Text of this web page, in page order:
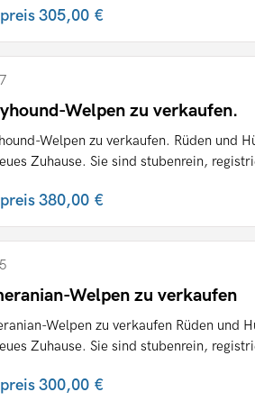
305,00 €
Welpen zu verkaufen.
Welpen zu verkaufen. Rüden und
Zuhause. Sie sind stubenrein,
380,00 €
Welpen zu verkaufen
Welpen zu verkaufen Rüden und
Zuhause. Sie sind stubenrein,
300,00 €